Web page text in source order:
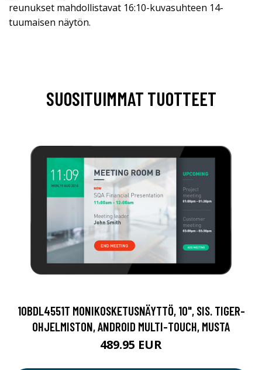
reunukset mahdollistavat 16:10-kuvasuhteen 14-
tuumaisen näytön.
SUOSITUIMMAT TUOTTEET
10BDL4551T MONIKOSKETUSNÄYTTÖ, 10", SIS. TIGER-
OHJELMISTON, ANDROID MULTI-TOUCH, MUSTA
489.95 EUR